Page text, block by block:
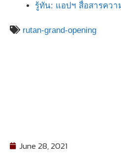
รู้ทัน: แอปฯ สื่อสารควา
rutan-grand-opening
June 28, 2021